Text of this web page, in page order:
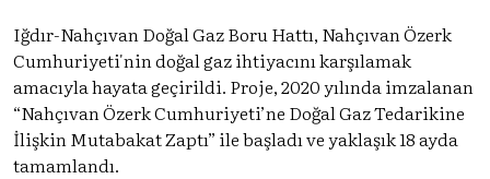
Iğdır-Nahçıvan Doğal Gaz Boru Hattı, Nahçıvan Özerk
Cumhuriyeti'nin doğal gaz ihtiyacını karşılamak
amacıyla hayata geçirildi. Proje, 2020 yılında imzalanan
“Nahçıvan Özerk Cumhuriyeti’ne Doğal Gaz Tedarikine
İlişkin Mutabakat Zaptı” ile başladı ve yaklaşık 18 ayda
tamamlandı.